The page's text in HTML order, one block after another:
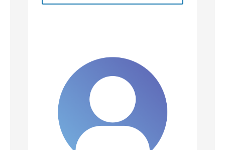
教育研究所・オフィスちゅらさん